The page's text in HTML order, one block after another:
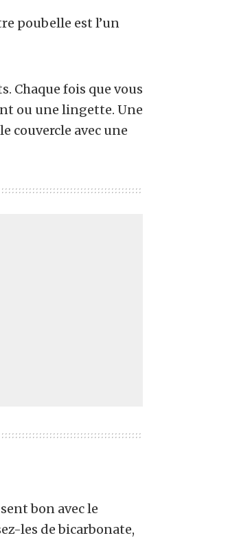
poubelle est l’un
Chaque fois que vous
ou une lingette. Une
couvercle avec une
bon avec le
les de bicarbonate,